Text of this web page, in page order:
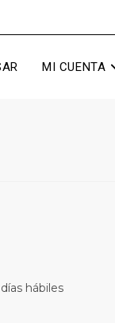
MI CUENTA
hábiles